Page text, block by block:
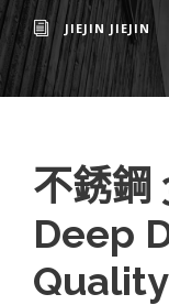
JIEJIN JIEJIN
不銹鋼
Deep
Quality